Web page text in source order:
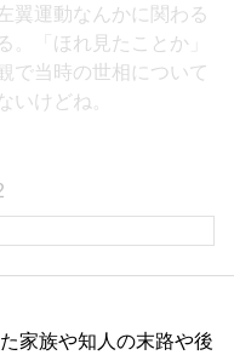
翼運動なんかに関わる
。「ほれ見たことか」
で当時の世相について
いけどね。
族や知人の末路や後